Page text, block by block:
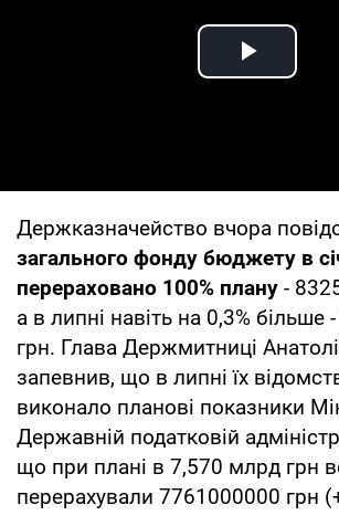
Play
Держказначейство вчора
загального фонду бюджету в
перераховано 100% плану -
а в липні навіть на 0,3%
грн. Глава Держмитниці
запевнив, що в липні їх
виконало планові показники
Державній податковій
що при плані в 7,570 млрд грн
перерахували 7761000000 грн